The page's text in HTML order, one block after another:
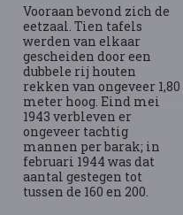
Vooraan bevond zich de
eetzaal. Tien tafels
werden van elkaar
gescheiden door een
dubbele rij houten
rekken van ongeveer 1,80
meter hoog. Eind mei
1943 verbleven er
ongeveer tachtig
mannen per barak; in
februari 1944 was dat
aantal gestegen tot
tussen de 160 en 200.